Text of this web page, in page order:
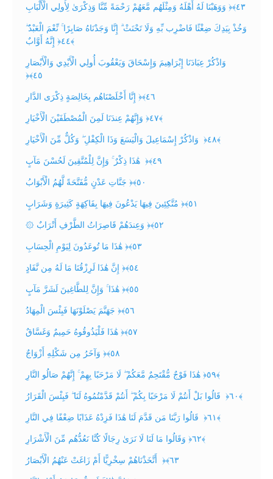
وَوَهَبْنَا لَهُ أَهْلَهُ وَمِثْلَهُم مَّعَهُمْ رَحْمَةً مِّنَّا وَذِكْرَىٰ لِأُولِي الْأَلْبَابِ ‎﴿٤٣﴾‏
وَخُذْ بِيَدِكَ ضِغْثًا فَاضْرِب بِّهِ وَلَا تَحْنَثْ ۗ إِنَّا وَجَدْنَاهُ صَابِرًا ۚ نِّعْمَ الْعَبْدُ ۖ
إِنَّهُ أَوَّابٌ ‎﴿٤٤﴾
‏ وَاذْكُرْ عِبَادَنَا إِبْرَاهِيمَ وَإِسْحَاقَ وَيَعْقُوبَ أُولِي الْأَيْدِي وَالْأَبْصَارِ
‎﴿٤٥﴾‏
إِنَّا أَخْلَصْنَاهُم بِخَالِصَةٍ ذِكْرَى الدَّارِ ‎﴿٤٦﴾‏
وَإِنَّهُمْ عِندَنَا لَمِنَ الْمُصْطَفَيْنَ الْأَخْيَارِ ‎﴿٤٧﴾
‏ وَاذْكُرْ إِسْمَاعِيلَ وَالْيَسَعَ وَذَا الْكِفْلِ ۖ وَكُلٌّ مِّنَ الْأَخْيَارِ ‎﴿٤٨﴾
‏ هَٰذَا ذِكْرٌ ۚ وَإِنَّ لِلْمُتَّقِينَ لَحُسْنَ مَآبٍ ‎﴿٤٩﴾‏
جَنَّاتِ عَدْنٍ مُّفَتَّحَةً لَّهُمُ الْأَبْوَابُ ‎﴿٥٠﴾‏
مُتَّكِئِينَ فِيهَا يَدْعُونَ فِيهَا بِفَاكِهَةٍ كَثِيرَةٍ وَشَرَابٍ ‎﴿٥١﴾‏
۞ وَعِندَهُمْ قَاصِرَاتُ الطَّرْفِ أَتْرَابٌ ‎﴿٥٢﴾‏
هَٰذَا مَا تُوعَدُونَ لِيَوْمِ الْحِسَابِ ‎﴿٥٣﴾‏
إِنَّ هَٰذَا لَرِزْقُنَا مَا لَهُ مِن نَّفَادٍ ‎﴿٥٤﴾‏
هَٰذَا ۚ وَإِنَّ لِلطَّاغِينَ لَشَرَّ مَآبٍ ‎﴿٥٥﴾‏
جَهَنَّمَ يَصْلَوْنَهَا فَبِئْسَ الْمِهَادُ ‎﴿٥٦﴾‏
هَٰذَا فَلْيَذُوقُوهُ حَمِيمٌ وَغَسَّاقٌ ‎﴿٥٧﴾‏
وَآخَرُ مِن شَكْلِهِ أَزْوَاجٌ ‎﴿٥٨﴾‏
هَٰذَا فَوْجٌ مُّقْتَحِمٌ مَّعَكُمْ ۖ لَا مَرْحَبًا بِهِمْ ۚ إِنَّهُمْ صَالُو النَّارِ ‎﴿٥٩﴾
‏ قَالُوا بَلْ أَنتُمْ لَا مَرْحَبًا بِكُمْ ۖ أَنتُمْ قَدَّمْتُمُوهُ لَنَا ۖ فَبِئْسَ الْقَرَارُ ‎﴿٦٠﴾
‏ قَالُوا رَبَّنَا مَن قَدَّمَ لَنَا هَٰذَا فَزِدْهُ عَذَابًا ضِعْفًا فِي النَّارِ ‎﴿٦١﴾
‏وَقَالُوا مَا لَنَا لَا نَرَىٰ رِجَالًا كُنَّا نَعُدُّهُم مِّنَ الْأَشْرَارِ ‎﴿٦٢﴾
‏ أَتَّخَذْنَاهُمْ سِخْرِيًّا أَمْ زَاغَتْ عَنْهُمُ الْأَبْصَارُ ‎﴿٦٣﴾‏